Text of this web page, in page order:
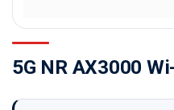
5G NR AX3000